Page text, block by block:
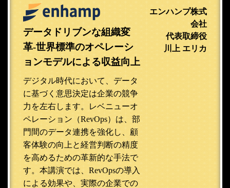
データドリブンな組織変
革-世界標準のオペレーシ
ョンモデルによる収益向上
デジタル時代において、データ
に基づく意思決定は企業の競争
力を左右します。レベニューオ
ペレーション（RevOps）は、部
門間のデータ連携を強化し、顧
客体験の向上と経営判断の精度
を高めるための革新的な手法で
す。本講演では、RevOpsの導入
による効果や、実際の企業での
エンハンプ株式
会社
代表取締役
川上 エリカ